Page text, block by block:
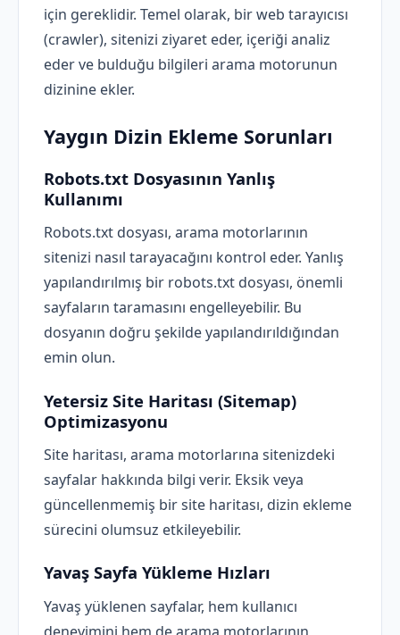
için gereklidir. Temel olarak, bir web tarayıcısı
(crawler), sitenizi ziyaret eder, içeriği analiz
eder ve bulduğu bilgileri arama motorunun
dizinine ekler.
Yaygın Dizin Ekleme Sorunları
Robots.txt Dosyasının Yanlış
Kullanımı
Robots.txt dosyası, arama motorlarının
sitenizi nasıl tarayacağını kontrol eder. Yanlış
yapılandırılmış bir robots.txt dosyası, önemli
sayfaların taramasını engelleyebilir. Bu
dosyanın doğru şekilde yapılandırıldığından
emin olun.
Yetersiz Site Haritası (Sitemap)
Optimizasyonu
Site haritası, arama motorlarına sitenizdeki
sayfalar hakkında bilgi verir. Eksik veya
güncellenmemiş bir site haritası, dizin ekleme
sürecini olumsuz etkileyebilir.
Yavaş Sayfa Yükleme Hızları
Yavaş yüklenen sayfalar, hem kullanıcı